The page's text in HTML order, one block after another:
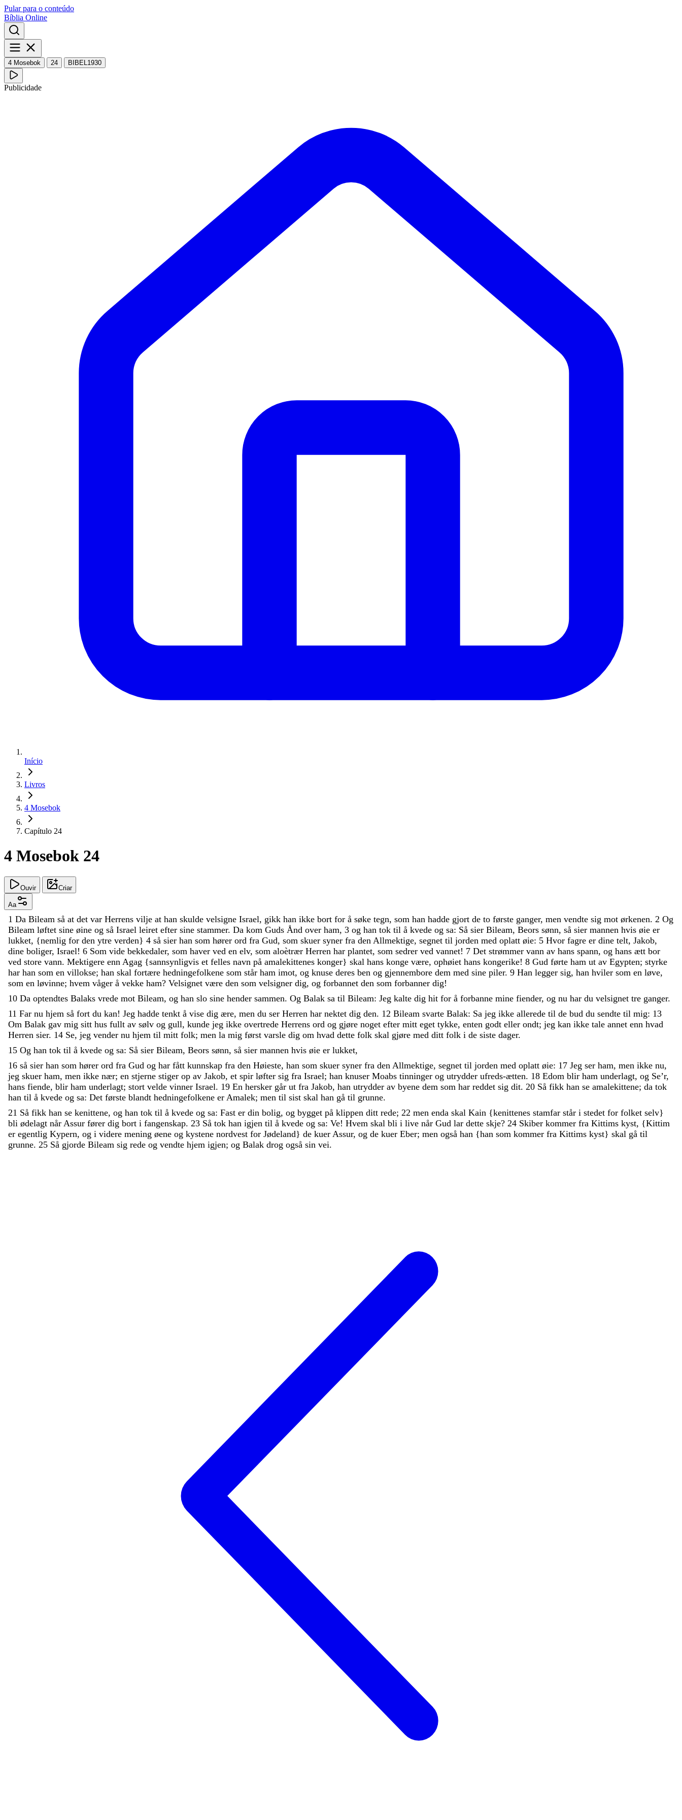
Pular para o conteúdo
Bíblia Online
4 Mosebok 24 BIBEL1930
Publicidade
Início
Livros
4 Mosebok
Capítulo 24
4 Mosebok 24
Ouvir Criar
Aa
1 Da Bileam så at det var Herrens vilje at han skulde velsigne Israel, gikk han ikke bort for å søke tegn, som han hadde gjort de to første ganger, men vendte sig mot ørkenen. 2 Og
Bileam løftet sine øine og så Israel leiret efter sine stammer. Da kom Guds Ånd over ham, 3 og han tok til å kvede og sa: Så sier Bileam, Beors sønn, så sier mannen hvis øie er
lukket, {nemlig for den ytre verden} 4 så sier han som hører ord fra Gud, som skuer syner fra den Allmektige, segnet til jorden med oplatt øie: 5 Hvor fagre er dine telt, Jakob,
dine boliger, Israel! 6 Som vide bekkedaler, som haver ved en elv, som aloètrær Herren har plantet, som sedrer ved vannet! 7 Det strømmer vann av hans spann, og hans ætt bor
ved store vann. Mektigere enn Agag {sannsynligvis et felles navn på amalekittenes konger} skal hans konge være, ophøiet hans kongerike! 8 Gud førte ham ut av Egypten; styrke
har han som en villokse; han skal fortære hedningefolkene som står ham imot, og knuse deres ben og gjennembore dem med sine piler. 9 Han legger sig, han hviler som en løve,
som en løvinne; hvem våger å vekke ham? Velsignet være den som velsigner dig, og forbannet den som forbanner dig!
10 Da optendtes Balaks vrede mot Bileam, og han slo sine hender sammen. Og Balak sa til Bileam: Jeg kalte dig hit for å forbanne mine fiender, og nu har du velsignet tre ganger.
11 Far nu hjem så fort du kan! Jeg hadde tenkt å vise dig ære, men du ser Herren har nektet dig den. 12 Bileam svarte Balak: Sa jeg ikke allerede til de bud du sendte til mig: 13
Om Balak gav mig sitt hus fullt av sølv og gull, kunde jeg ikke overtrede Herrens ord og gjøre noget efter mitt eget tykke, enten godt eller ondt; jeg kan ikke tale annet enn hvad
Herren sier. 14 Se, jeg vender nu hjem til mitt folk; men la mig først varsle dig om hvad dette folk skal gjøre med ditt folk i de siste dager.
15 Og han tok til å kvede og sa: Så sier Bileam, Beors sønn, så sier mannen hvis øie er lukket,
16 så sier han som hører ord fra Gud og har fått kunnskap fra den Høieste, han som skuer syner fra den Allmektige, segnet til jorden med oplatt øie: 17 Jeg ser ham, men ikke nu,
jeg skuer ham, men ikke nær; en stjerne stiger op av Jakob, et spir løfter sig fra Israel; han knuser Moabs tinninger og utrydder ufreds-ætten. 18 Edom blir ham underlagt, og Se’r,
hans fiende, blir ham underlagt; stort velde vinner Israel. 19 En hersker går ut fra Jakob, han utrydder av byene dem som har reddet sig dit. 20 Så fikk han se amalekittene; da tok
han til å kvede og sa: Det første blandt hedningefolkene er Amalek; men til sist skal han gå til grunne.
21 Så fikk han se kenittene, og han tok til å kvede og sa: Fast er din bolig, og bygget på klippen ditt rede; 22 men enda skal Kain {kenittenes stamfar står i stedet for folket selv}
bli ødelagt når Assur fører dig bort i fangenskap. 23 Så tok han igjen til å kvede og sa: Ve! Hvem skal bli i live når Gud lar dette skje? 24 Skiber kommer fra Kittims kyst, {Kittim
er egentlig Kypern, og i videre mening øene og kystene nordvest for Jødeland} de kuer Assur, og de kuer Eber; men også han {han som kommer fra Kittims kyst} skal gå til
grunne. 25 Så gjorde Bileam sig rede og vendte hjem igjen; og Balak drog også sin vei.